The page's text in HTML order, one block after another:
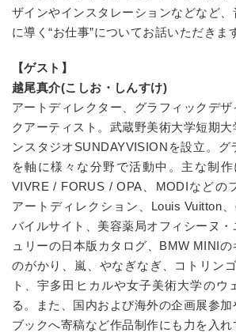
ザインやインスタレーションなどなど
に導く“お仕事”についてお話いただきま
【ゲスト】
越尾真介(こしお・しんすけ)
アートディレクター、グラフィックデ
クアーティスト。武蔵野美術大学短期
ンスタジオSUNDAYVISIONを設立。グ
を軸に様々な分野で活動中。主な制作
VIVRE / FORUS / OPA、MODIなどの
アートディレクション、Louis Vuitton
バイルサイト、美容薬局オフィシーヌ
ュリーの日本版カタログ、BMW MINI
のがかり、嵐、やなぎなぎ、コトリン
ト、宇多田ヒカルや女子美術大学のウ
る。また、国内および海外の企画展参
ブックへ寄稿など作品制作にも力を入